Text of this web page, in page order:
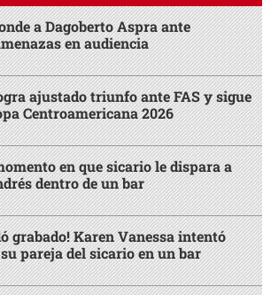
a Dagoberto Aspra ante
en audiencia
ajustado triunfo ante FAS y sigue
Centroamericana 2026
en que sicario le dispara a
dentro de un bar
grabado! Karen Vanessa intentó
pareja del sicario en un bar